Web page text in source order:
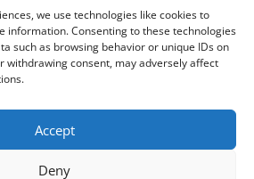
we use technologies like cookies to
information. Consenting to these technologies
such as browsing behavior or unique IDs on
withdrawing consent, may adversely affect
Accept
Deny
conectadopara publicar un
para reducir el spam.